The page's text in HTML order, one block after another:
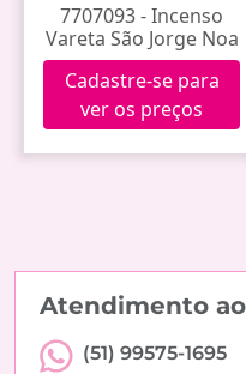
7707093 - Incenso
Vareta São Jorge Noa
Cadastre-se para
ver os preços
Atendimento
(51) 99575-1695